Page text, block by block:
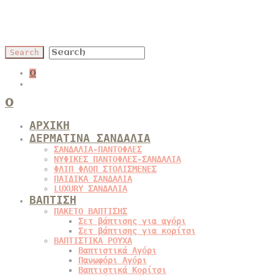
0
0
ΑΡΧΙΚΗ
ΔΕΡΜΑΤΙΝΑ ΣΑΝΔΑΛΙΑ
ΣΑΝΔΑΛΙΑ-ΠΑΝΤΟΦΛΕΣ
ΝΥΦΙΚΕΣ ΠΑΝΤΟΦΛΕΣ-ΣΑΝΔΑΛΙΑ
ΦΛΙΠ ΦΛΟΠ ΣΤΟΛΙΣΜΕΝΕΣ
ΠΑΙΔΙΚΑ ΣΑΝΔΑΛΙΑ
LUXURY ΣΑΝΔΑΛΙΑ
ΒΑΠΤΙΣΗ
ΠΑΚΕΤΟ ΒΑΠΤΙΣΗΣ
Σετ βάπτισης για αγόρι
Σετ βάπτισης για κορίτσι
ΒΑΠΤΙΣΤΙΚΑ ΡΟΥΧΑ
Βαπτιστικά Αγόρι
Πανωφόρι Αγόρι
Βαπτιστικά Κορίτσι